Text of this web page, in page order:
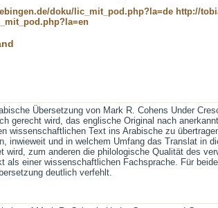
doku/lic_mit_pod.php?la=de http://
Übersetzung von Mark R. Cohens Under
gerecht wird, das englische Original nach
wissenschaftlichen Text ins Arabische zu
inwieweit und in welchem Umfang das Translat in
wird, zum anderen die philologische Qualität des
als einer wissenschaftlichen Fachsprache. Für
deutlich verfehlt.